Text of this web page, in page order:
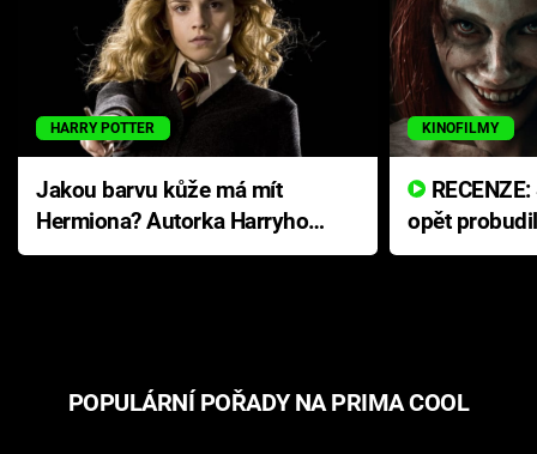
HARRY POTTER
Jakou barvu kůže má mít
Hermiona? Autorka Harryho
Pottera přišla s ráznou
KINOFILMY
opět
přichází s
POPULÁRNÍ POŘADY NA PRIMA COOL